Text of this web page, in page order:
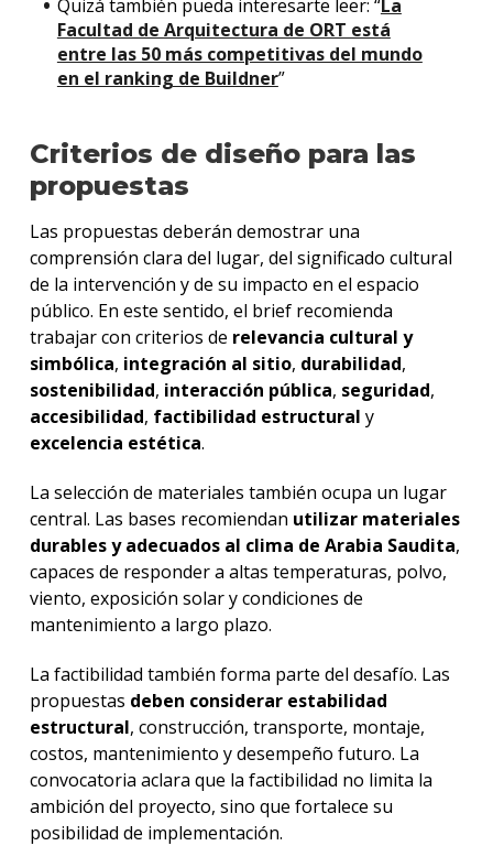
Quizá también pueda interesarte leer: “La
Facultad de Arquitectura de ORT está
entre las 50 más competitivas del mundo
en el ranking de Buildner”
Criterios de diseño para las
propuestas
Las propuestas deberán demostrar una
comprensión clara del lugar, del significado cultural
de la intervención y de su impacto en el espacio
público. En este sentido, el brief recomienda
trabajar con criterios de relevancia cultural y
simbólica, integración al sitio, durabilidad,
sostenibilidad, interacción pública, seguridad,
accesibilidad, factibilidad estructural y
excelencia estética.
La selección de materiales también ocupa un lugar
central. Las bases recomiendan utilizar materiales
durables y adecuados al clima de Arabia Saudita,
capaces de responder a altas temperaturas, polvo,
viento, exposición solar y condiciones de
mantenimiento a largo plazo.
La factibilidad también forma parte del desafío. Las
propuestas deben considerar estabilidad
estructural, construcción, transporte, montaje,
costos, mantenimiento y desempeño futuro. La
convocatoria aclara que la factibilidad no limita la
ambición del proyecto, sino que fortalece su
posibilidad de implementación.